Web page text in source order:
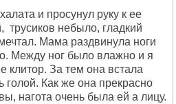
и просунул руку к ее
трусиков небыло, гладкий
Мама раздвинула ноги
Между ног было влажно и я
клитор. За тем она встала
голой. Как же она прекрасно
нагота очень была ей а лицу.